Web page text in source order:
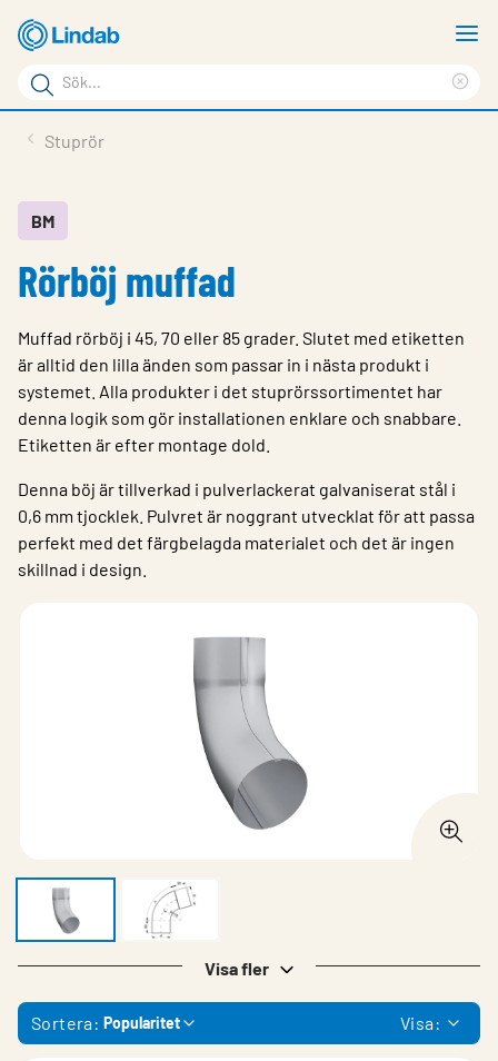
Hoppa
till
huvudinnehållet
Sökord
Sök
på
Service & Support
Hållbarhet
Kontakt
Logga in
Choose languge
Stuprör
BM
Rörböj muffad
Muffad rörböj i 45, 70 eller 85 grader. Slutet med etiketten
är alltid den lilla änden som passar in i nästa produkt i
systemet. Alla produkter i det stuprörssortimentet har
denna logik som gör installationen enklare och snabbare.
Etiketten är efter montage dold.
Denna böj är tillverkad i pulverlackerat galvaniserat stål i
0,6 mm tjocklek. Pulvret är noggrant utvecklat för att passa
perfekt med det färgbelagda materialet och det är ingen
skillnad i design.
Visa fler
Sortera: Popularitet Visa: